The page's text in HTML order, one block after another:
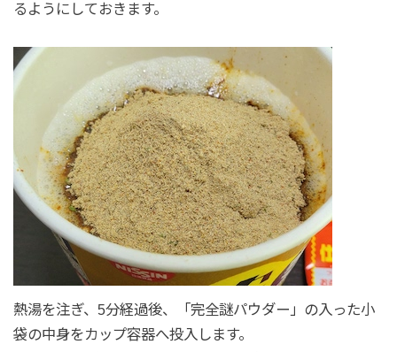
るようにしておきます。
熱湯を注ぎ、5分経過後、「完全謎パウダー」の入った小
袋の中身をカップ容器へ投入します。